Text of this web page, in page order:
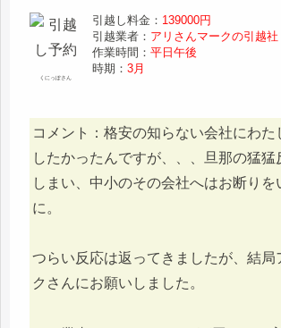
くにっぽさん
引越し料金： 139000円
引越業者： アリさんマークの引越社
作業時間：平日午後
時期：3月
コメント：格安の知らない会社にわた
したかったんですが、、、旦那の猛猛
しまい、中小のその会社へはお断りを
に。
つらい反応は返ってきましたが、結局
クさんにお願いしました。